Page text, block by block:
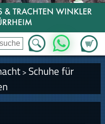
Zum
WhatsApp
> Schuhe für